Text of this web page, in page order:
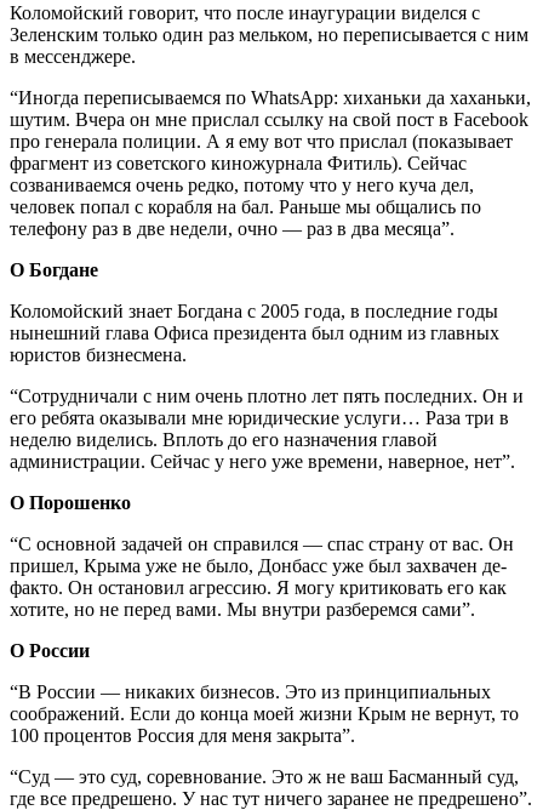
Коломойский говорит, что после инаугурации виделся с
Зеленским только один раз мельком, но переписывается с ним
в мессенджере.
“Иногда переписываемся по WhatsApp: хиханьки да хаханьки,
шутим. Вчера он мне прислал ссылку на свой пост в Facebook
про генерала полиции. А я ему вот что прислал (показывает
фрагмент из советского киножурнала Фитиль). Сейчас
созваниваемся очень редко, потому что у него куча дел,
человек попал с корабля на бал. Раньше мы общались по
телефону раз в две недели, очно — раз в два месяца”.
О Богдане
Коломойский знает Богдана с 2005 года, в последние годы
нынешний глава Офиса президента был одним из главных
юристов бизнесмена.
“Сотрудничали с ним очень плотно лет пять последних. Он и
его ребята оказывали мне юридические услуги… Раза три в
неделю виделись. Вплоть до его назначения главой
администрации. Сейчас у него уже времени, наверное, нет”.
О Порошенко
“С основной задачей он справился — спас страну от вас. Он
пришел, Крыма уже не было, Донбасс уже был захвачен де-
факто. Он остановил агрессию. Я могу критиковать его как
хотите, но не перед вами. Мы внутри разберемся сами”.
О России
“В России — никаких бизнесов. Это из принципиальных
соображений. Если до конца моей жизни Крым не вернут, то
100 процентов Россия для меня закрыта”.
“Суд — это суд, соревнование. Это ж не ваш Басманный суд,
где все предрешено. У нас тут ничего заранее не предрешено”.